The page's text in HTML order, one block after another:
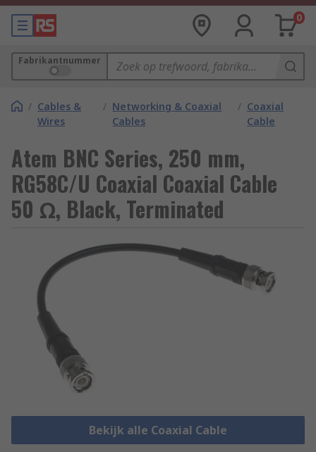
0
Fabrikantnummer
/ Cables &
Wires
/ Networking & Coaxial
Cables
/ Coaxial
Cable
Atem BNC Series, 250 mm,
RG58C/U Coaxial Coaxial Cable
50 Ω, Black, Terminated
Bekijk alle Coaxial Cable